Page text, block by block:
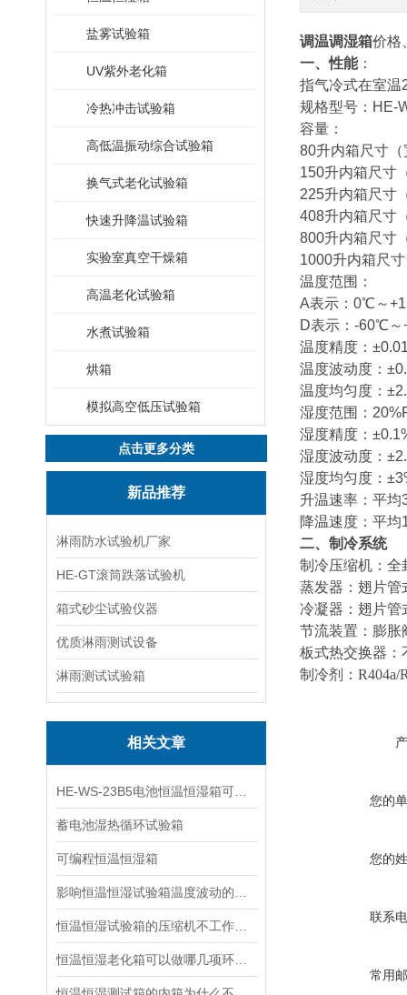
盐雾试验箱
UV紫外老化箱
冷热冲击试验箱
高低温振动综合试验箱
换气式老化试验箱
快速升降温试验箱
实验室真空干燥箱
高温老化试验箱
水煮试验箱
烘箱
模拟高空低压试验箱
点击更多分类
新品推荐
淋雨防水试验机厂家
HE-GT滚筒跌落试验机
箱式砂尘试验仪器
优质淋雨测试设备
淋雨测试试验箱
相关文章
蓄电池湿热循环试验箱
可编程恒温恒湿箱
调温调湿箱价格
一、性能：
指气冷式在室
规格型号： HE-
容量：
80升内箱尺寸
150升内箱尺寸
225升内箱尺寸
408升内箱尺寸
800升内箱尺寸
1000升内箱尺
温度范围：
A表示：0℃～
D表示：-60℃
温度精度：
温度波动度：
温度均匀度：
湿度范围：
湿度精度：
湿度波动度：
湿度均匀度：
升温速率：平均
降温速度：平均
二、制冷系统
制冷压缩机：全
蒸发器：翅片管
冷凝器：翅片管
节流装置：膨胀
板式热交换器：
制冷剂：
您的
您的
联系
常用